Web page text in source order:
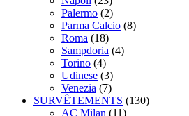
Palermo (2)
Parma Calcio (8)
Roma (18)
Sampdoria (4)
Torino (4)
Udinese (3)
Venezia (7)
SURVÊTEMENTS (130)
AC Milan (11)